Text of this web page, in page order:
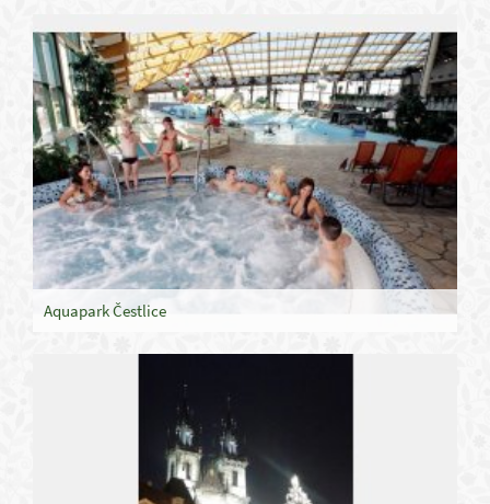
Aquapark Čestlice